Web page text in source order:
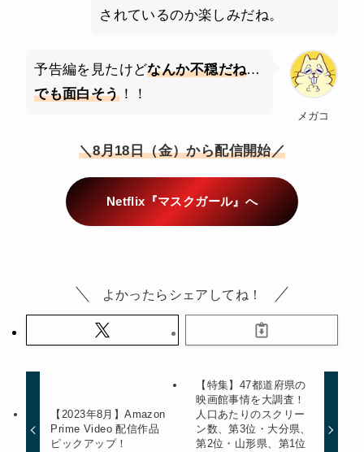
されているのか楽しみだね。
メガコ
予告編を見たけどなんか不穏だね…
でも面白そう！！
＼8月18日（金）から配信開始／
Netflix『マスクガール』へ
よかったらシェアしてね！
【2023年8月】Amazon
Prime Video 配信作品
ピックアップ！
【特集】47都道府県の
映画館事情を大調査！
人口あたりのスクリー
ン数、第3位・大分県、
第2位・山形県、第1位